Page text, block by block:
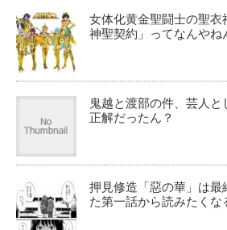
女体化黄金聖闘士の聖衣
神聖契約」ってなんやね
鬼越と渡部の件、芸人
正解だったん？
押見修造「惡の華」は最
た第一話から読みたくな